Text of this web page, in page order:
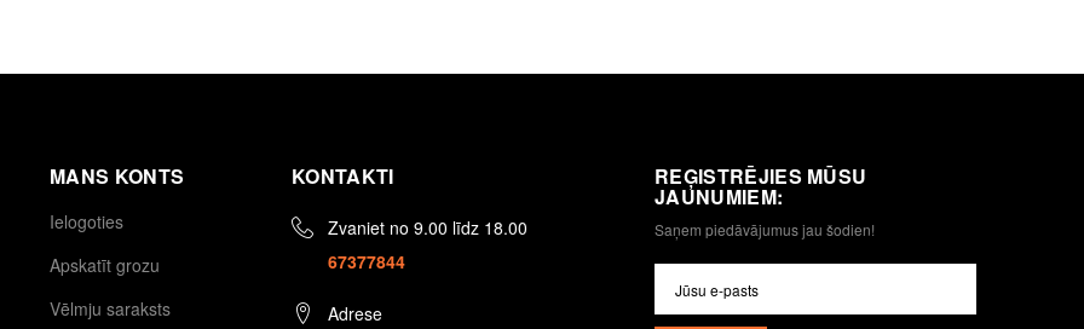
MANS KONTS
Ielogoties
Apskatīt grozu
Vēlmju saraksts
KONTAKTI
Zvaniet no 9.00 līdz 18.00
67377844
Adrese
REĢISTRĒJIES MŪSU
JAUNUMIEM:
Saņem piedāvājumus jau šodien!